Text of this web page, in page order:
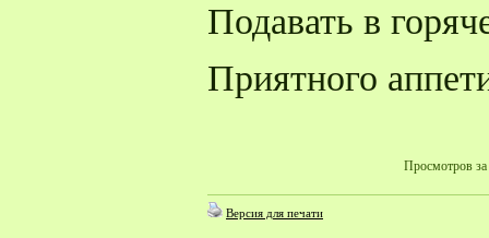
Подавать в
Приятного
Просмотров за
Версия для печати